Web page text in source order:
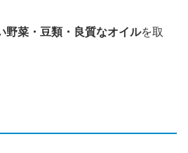
野菜・豆類・良質なオイルを取